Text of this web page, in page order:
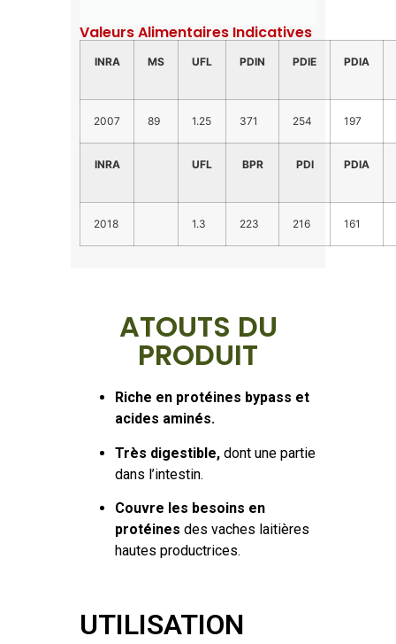
Valeurs Alimentaires Indicatives
INRA MS UFL PDIN PDIE PDIA
2007 89 1.25 371 254 197
INRA UFL BPR PDI PDIA
2018 1.3 223 216 161
ATOUTS DU
PRODUIT
Riche en protéines bypass et
acides aminés.
Très digestible, dont une partie
dans l’intestin.
Couvre les besoins en
protéines des vaches laitières
hautes productrices.
UTILISATION